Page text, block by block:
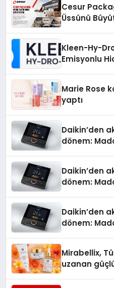
Cesur
Üssünü
Kleen-Hy-
Emisyonlu
Marie Rose
yaptı
Daikin’den
dönem:
Daikin’den
dönem:
Daikin’den
dönem:
Mirabellix,
uzanan